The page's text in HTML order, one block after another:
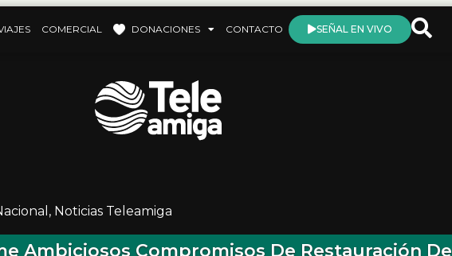
COMERCIAL DONACIONES CONTACTO SEÑAL EN VIVO
, Noticias Teleamiga
Ambiciosos Compromisos De Restauración De